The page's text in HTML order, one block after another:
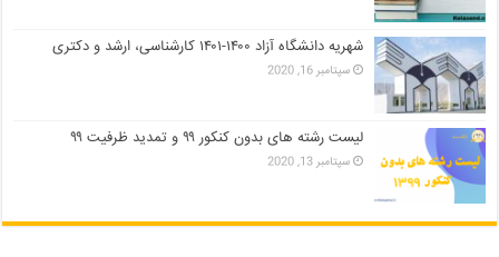
شهریه دانشگاه آزاد ۱۴۰۰-۱۴۰۱ کارشناسی، ارشد و دکتری
سپتامبر 16, 2020
لیست رشته های بدون کنکور ۹۹ و تمدید ظرفیت ۹۹
سپتامبر 13, 2020